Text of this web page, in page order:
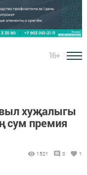
16+
хуҗалыгы
сум премия
1521 0 1